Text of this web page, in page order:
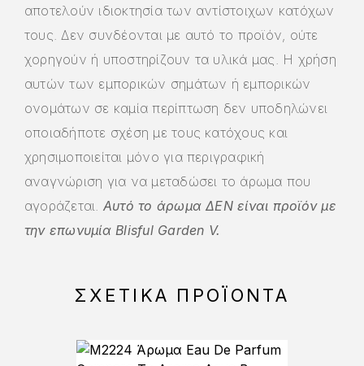
αποτελούν ιδιοκτησία των αντίστοιχων κατόχων
τους. Δεν συνδέονται με αυτό το προϊόν, ούτε
χορηγούν ή υποστηρίζουν τα υλικά μας. Η χρήση
αυτών των εμπορικών σημάτων ή εμπορικών
ονομάτων σε καμία περίπτωση δεν υποδηλώνει
οποιαδήποτε σχέση με τους κατόχους και
χρησιμοποιείται μόνο για περιγραφική
αναγνώριση για να μεταδώσει το άρωμα που
αγοράζεται. Αυτό το άρωμα ΔΕΝ είναι προϊόν με
την επωνυμία Blisful Garden V.
ΣΧΕΤΙΚΆ ΠΡΟΪΌΝΤΑ